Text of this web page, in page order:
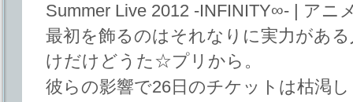
Summer Live 2012 -INFINITY∞- | アニ
最初を飾るのはそれなりに実力があ
けだけどうた☆プリから。
彼らの影響で26日のチケットは枯渇